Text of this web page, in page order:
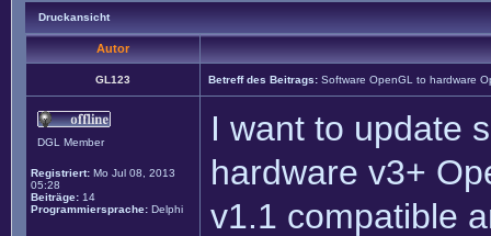
Druckansicht
Autor
GL123 Betreff des Beitrags: Software OpenGL to hardware
DGL Member
Registriert: Mo Jul 08, 2013
05:28
Beiträge: 14
Programmiersprache: Delphi
I want to update
hardware v3+
v1.1 compatible